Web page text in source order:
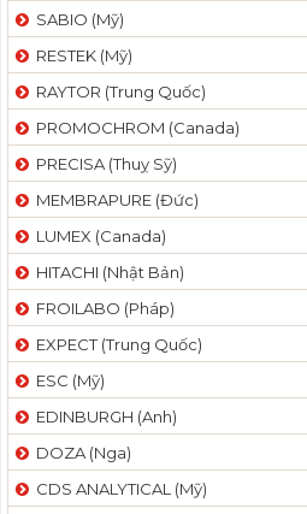
SABIO (Mỹ)
RESTEK (Mỹ)
RAYTOR (Trung Quốc)
PROMOCHROM (Canada)
PRECISA (Thuỵ Sỹ)
MEMBRAPURE (Đức)
LUMEX (Canada)
HITACHI (Nhật Bản)
FROILABO (Pháp)
EXPECT (Trung Quốc)
ESC (Mỹ)
EDINBURGH (Anh)
DOZA (Nga)
CDS ANALYTICAL (Mỹ)